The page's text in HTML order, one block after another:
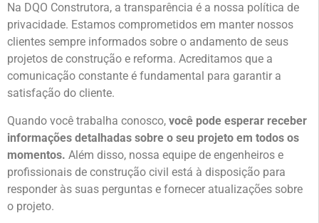
Na DQO Construtora, a transparência é a nossa política de
privacidade. Estamos comprometidos em manter nossos
clientes sempre informados sobre o andamento de seus
projetos de construção e reforma. Acreditamos que a
comunicação constante é fundamental para garantir a
satisfação do cliente.
Quando você trabalha conosco, você pode esperar receber
informações detalhadas sobre o seu projeto em todos os
momentos. Além disso, nossa equipe de engenheiros e
profissionais de construção civil está à disposição para
responder às suas perguntas e fornecer atualizações sobre
o projeto.